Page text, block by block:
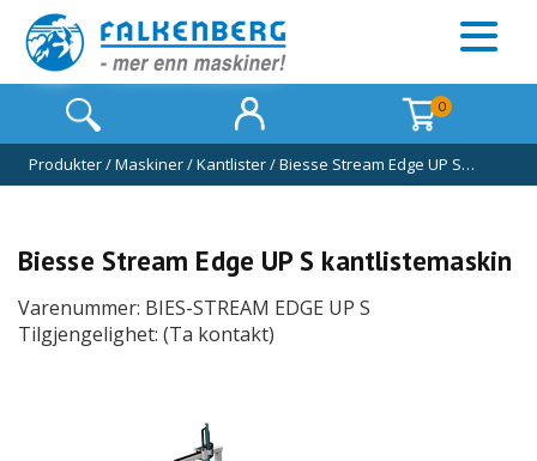
0
Produkter/Maskiner/Kantlister/Biesse Stream Edge UP S…
Biesse Stream Edge UP S kantlistemaskin
Varenummer: BIES-STREAM EDGE UP S
Tilgjengelighet: (Ta kontakt)